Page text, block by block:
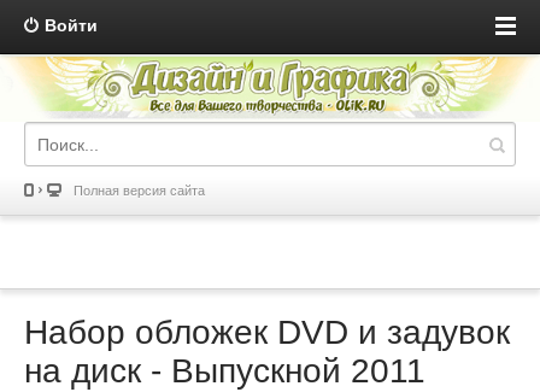
Войти
Полная версия сайта
Набор обложек DVD и задувок
на диск - Выпускной 2011